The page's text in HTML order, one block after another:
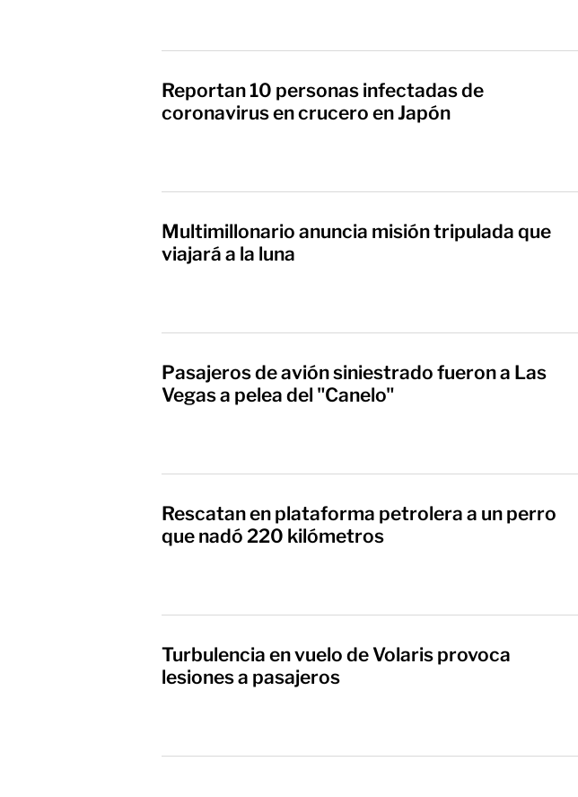
Reportan 10 personas infectadas de
coronavirus en crucero en Japón
Multimillonario anuncia misión tripulada que
viajará a la luna
Pasajeros de avión siniestrado fueron a Las
Vegas a pelea del "Canelo"
Rescatan en plataforma petrolera a un perro
que nadó 220 kilómetros
Turbulencia en vuelo de Volaris provoca
lesiones a pasajeros